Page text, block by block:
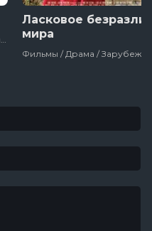
Ласковое
мира